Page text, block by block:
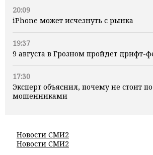
20:09
iPhone может исчезнуть с рынка
19:37
9 августа в Грозном пройдет дрифт-
17:30
Эксперт объяснил, почему не стоит
мошенниками
Новости СМИ2
Новости СМИ2